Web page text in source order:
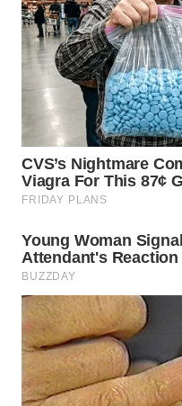
WN
TAPANULI
SELATAN
WN
TANJUNG
LESUNG
WN
KARO
WN
SIMALUNGUN
WN
LABUHANBATU
WN
TAPANULI